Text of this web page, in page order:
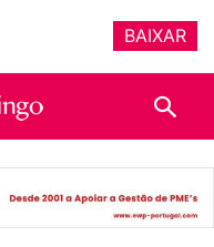
BAIXAR